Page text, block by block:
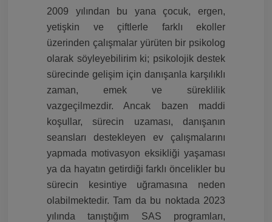
2009 yılından bu yana çocuk, ergen,
yetişkin ve çiftlerle farklı ekoller
üzerinden çalışmalar yürüten bir psikolog
olarak söyleyebilirim ki; psikolojik destek
sürecinde gelişim için danışanla karşılıklı
zaman, emek ve süreklilik
vazgeçilmezdir. Ancak bazen maddi
koşullar, sürecin uzaması, danışanın
seansları destekleyen ev çalışmalarını
yapmada motivasyon eksikliği yaşaması
ya da hayatın getirdiği farklı öncelikler bu
sürecin kesintiye uğramasına neden
olabilmektedir. Tam da bu noktada 2023
yılında tanıştığım SAS programları,